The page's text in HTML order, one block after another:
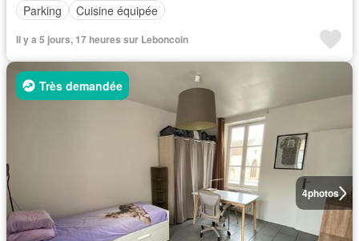
Parking
Cuisine équipée
Il y a 5 jours, 17 heures sur Leboncoin
4photos
Très demandée